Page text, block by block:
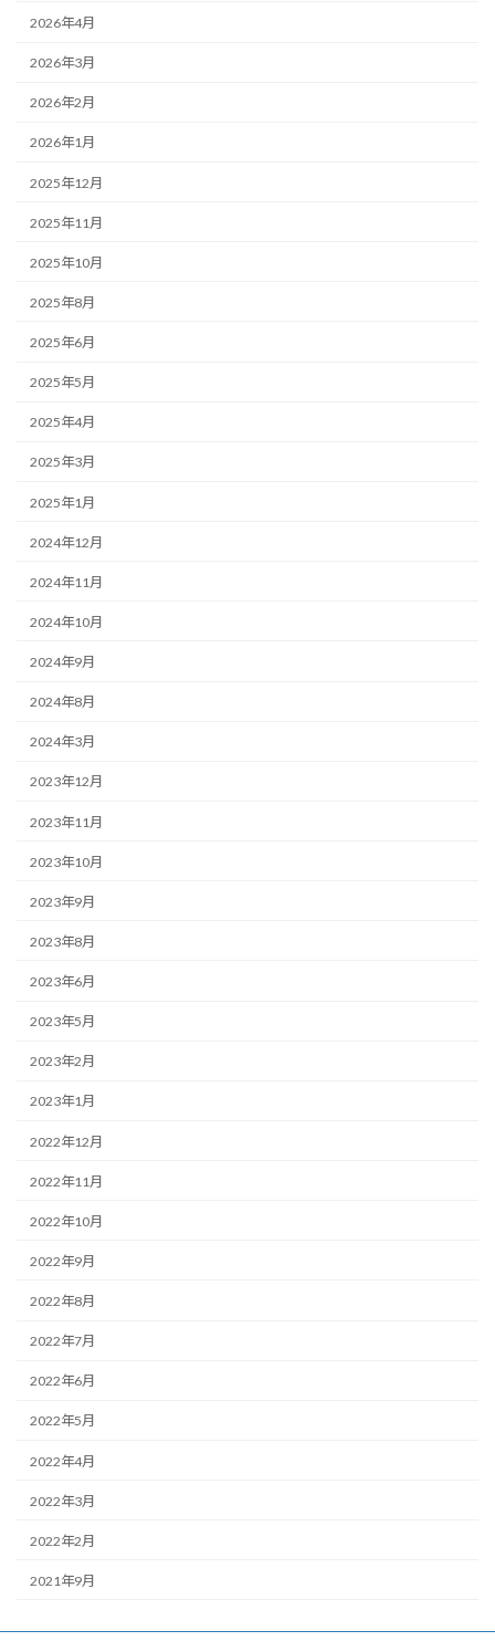
2026年4月
2026年3月
2026年2月
2026年1月
2025年12月
2025年11月
2025年10月
2025年8月
2025年6月
2025年5月
2025年4月
2025年3月
2025年1月
2024年12月
2024年11月
2024年10月
2024年9月
2024年8月
2024年3月
2023年12月
2023年11月
2023年10月
2023年9月
2023年8月
2023年6月
2023年5月
2023年2月
2023年1月
2022年12月
2022年11月
2022年10月
2022年9月
2022年8月
2022年7月
2022年6月
2022年5月
2022年4月
2022年3月
2022年2月
2021年9月